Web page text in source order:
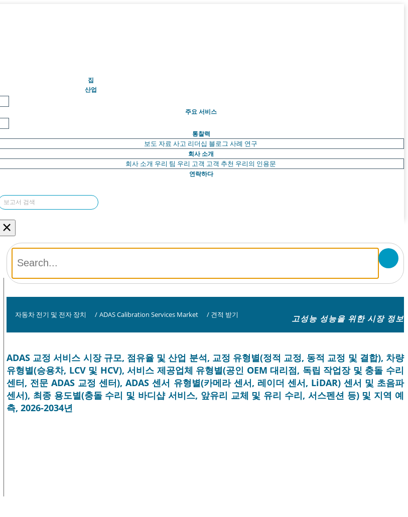
집(현재의)
산업
주요 서비스
통찰력
보도 자료 사고 리더십 블로그 사례 연구
회사 소개
회사 소개 우리 팀 우리 고객 고객 추천 우리의 인용문
연락하다
×
자동차 전기 및 전자 장치 / ADAS Calibration Services Market / 견적 받기 고성능 성능을 위한 시장 정보
ADAS 교정 서비스 시장 규모, 점유율 및 산업 분석, 교정 유형별(정적 교정, 동적 교정 및 결합), 차량
유형별(승용차, LCV 및 HCV), 서비스 제공업체 유형별(공인 OEM 대리점, 독립 작업장 및 충돌 수리
센터, 전문 ADAS 교정 센터), ADAS 센서 유형별(카메라 센서, 레이더 센서, LiDAR) 센서 및 초음파
센서), 최종 용도별(충돌 수리 및 바디샵 서비스, 앞유리 교체 및 유리 수리, 서스펜션 등) 및 지역 예
측, 2026-2034년